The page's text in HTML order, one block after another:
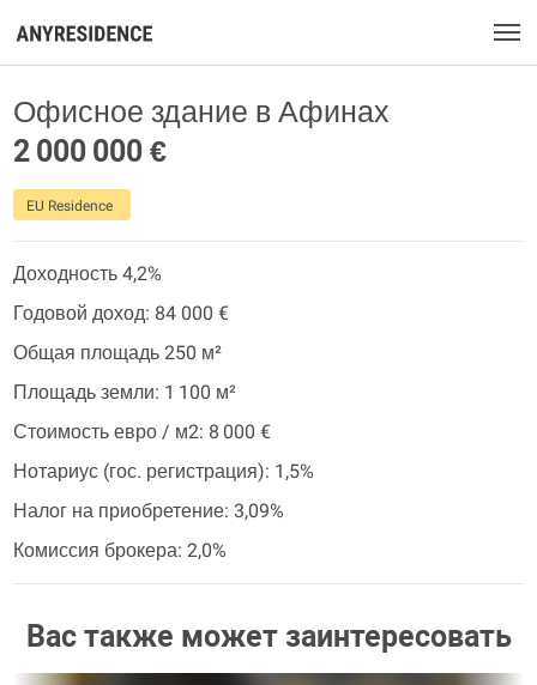
Офисное здание в Афинах
2 000 000 €
EU Residence
Доходность 4,2%
Годовой доход: 84 000 €
Общая площадь 250 м²
Площадь земли: 1 100 м²
Стоимость евро / м2: 8 000 €
Нотариус (гос. регистрация): 1,5%
Налог на приобретение: 3,09%
Комиссия брокера: 2,0%
Вас также может заинтересовать